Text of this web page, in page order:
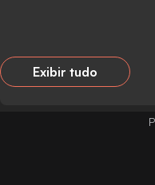
Exibir tudo